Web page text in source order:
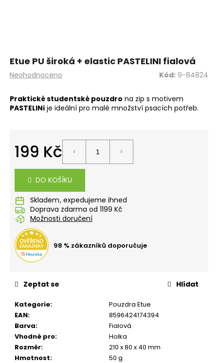
Průměrné
je
0,0
Neohodnoceno
Etue PU široká + elastic PASTELINI fialová
Kód: 9-84824
Praktické studentské pouzdro na zip s motivem
PASTELINi je ideální pro malé množství psacích potřeb.
199 Kč
DO KOŠÍKU
Skladem
Doprava zdarma od 1199 Kč
Možnosti doručení
98 % zákazníků doporučuje
Kategorie:
Pouzdra Etue
EAN:
8596424174394
Barva:
Fialová
Vhodné pro:
Holka
Rozměr:
210 x 80 x 40 mm
Hmotnost:
50 g
Zeptat se Hlídat
?
HLEDAT
o
u
č
e
m
SEŠIT
A5
544
CHAMELEON
24
Kč